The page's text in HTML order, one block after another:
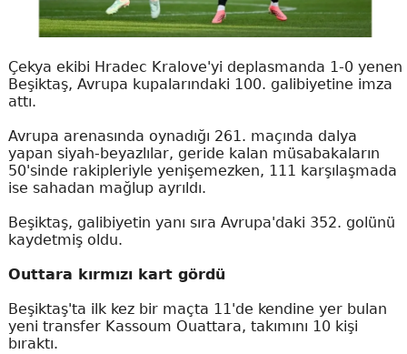
Çekya ekibi Hradec Kralove'yi deplasmanda 1-0 yenen
Beşiktaş, Avrupa kupalarındaki 100. galibiyetine imza
attı.
Avrupa arenasında oynadığı 261. maçında dalya
yapan siyah-beyazlılar, geride kalan müsabakaların
50'sinde rakipleriyle yenişemezken, 111 karşılaşmada
ise sahadan mağlup ayrıldı.
Beşiktaş, galibiyetin yanı sıra Avrupa'daki 352. golünü
kaydetmiş oldu.
Outtara kırmızı kart gördü
Beşiktaş'ta ilk kez bir maçta 11'de kendine yer bulan
yeni transfer Kassoum Ouattara, takımını 10 kişi
bıraktı.